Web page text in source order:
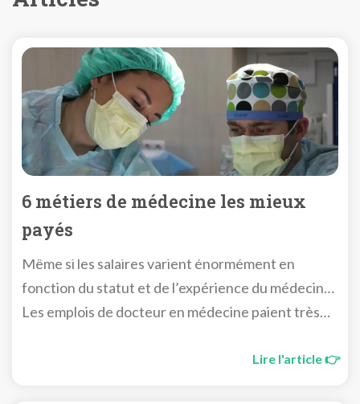
6 métiers de médecine les mieux
payés
Même si les salaires varient énormément en
fonction du statut et de l’expérience du médecin…
Les emplois de docteur en médecine paient très
Lire l'article 👉